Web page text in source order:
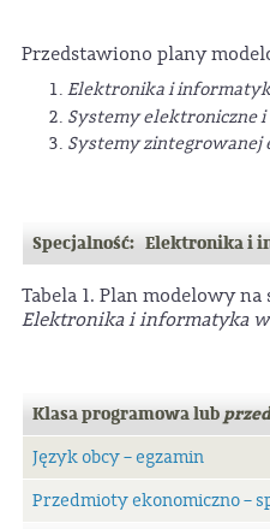
Przedstawiono plany
Elektronika i
Systemy elektroniczne
Systemy
Specjalność: Elektronika i
Tabela 1. Plan modelowy
Elektronika i informatyka
Klasa programowa lub
Język obcy – egzamin
Przedmioty ekonomiczno –